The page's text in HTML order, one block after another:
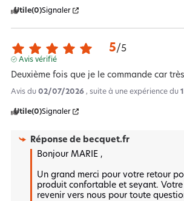
Utile(0)Signaler
5/5
Avis vérifié
Deuxième fois que je le commande car
Avis du02/07/2026 , suite à une expérience du
Utile(0)Signaler
Réponse de becquet.fr
Bonjour MARIE ,
Un grand merci pour votre retour
produit confortable et seyant.
revenir vers nous pour toute